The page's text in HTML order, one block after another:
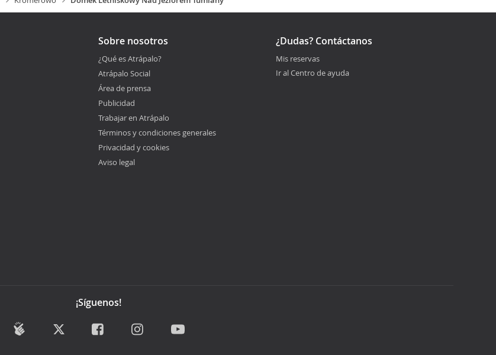
Sobre nosotros
¿Qué es Atrápalo?
Atrápalo Social
Área de prensa
Publicidad
Trabajar en Atrápalo
Términos y condiciones generales
Privacidad y cookies
Aviso legal
¿Dudas? Contáctanos
Mis reservas
Ir al Centro de ayuda
¡Síguenos!